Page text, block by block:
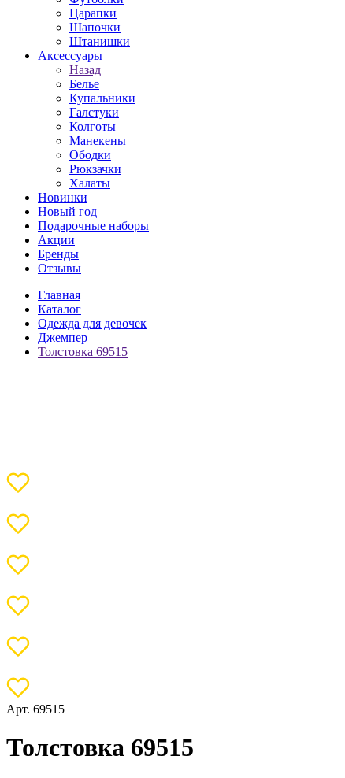
Царапки
Шапочки
Штанишки
Аксессуары
Назад
Белье
Купальники
Галстуки
Колготы
Манекены
Ободки
Рюкзачки
Халаты
Новинки
Новый год
Подарочные наборы
Акции
Бренды
Отзывы
Главная
Каталог
Одежда для девочек
Джемпер
Толстовка 69515
Арт. 69515
Толстовка 69515